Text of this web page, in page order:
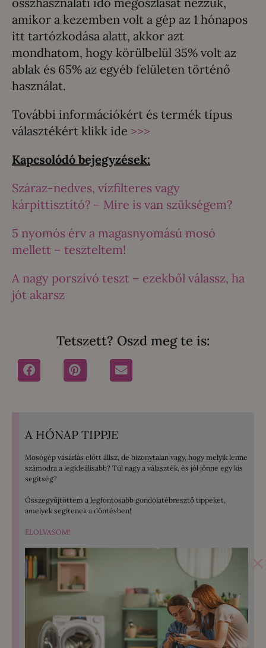
amikor a kezemben volt a gép az 1 hónapos
itt tartózkodása alatt, akkor azt
mondhatom, hogy körülbelül 35% volt az
ablak és 65% az egyéb felületen történő
használat.
További információkért és termék típus
választékért klikk ide >>>
Kapcsolódó bejegyzések:
Száraz-nedves, vízfilteres vagy
kárpittisztító? – Mire is van szükségem?
5 nyomós érv a magasnyomású mosó
mellett – teszteltem!
A nagy porszívó teszt – ezekből válassz, ha
jót akarsz
Tetszett? Oszd meg te is:
A HÓNAP TIPPJE
Mosógép vásárlás előtt állsz, de bizonytalan vagy, hogy melyik lenne
számodra a legideálisabb? Túl nagy a választék, és jól jönne egy kis
segítség?
Összegyűjtöttem a legfontosabb gondolatébresztő tippeket,
amelyek segítenek a döntésben!
ELOLVASOM!
×